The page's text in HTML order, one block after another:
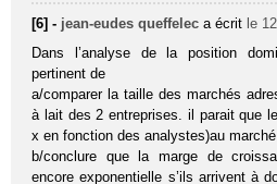
[6] - jean-eudes queffelec a écrit le
Dans l’analyse de la position
pertinent de
a/comparer la taille des marchés
à lait des 2 entreprises. il parait que
x en fonction des analystes)au marché
b/conclure que la marge de
encore exponentielle s’ils arrivent à